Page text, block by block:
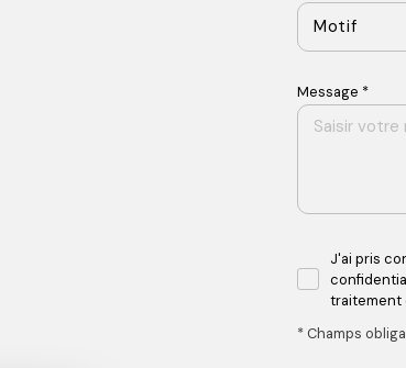
Motif
Message *
J'ai pris
traitement
* Champs